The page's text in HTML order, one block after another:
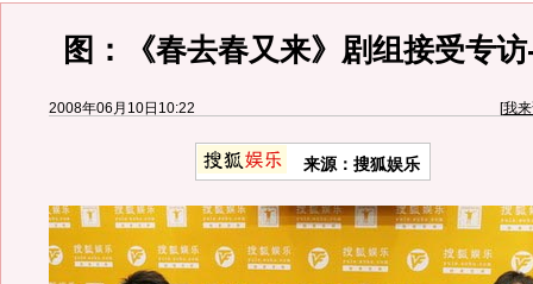
图：《春去春又来》剧组接受专
2008年06月10日10:22 [我
来源：搜狐娱乐